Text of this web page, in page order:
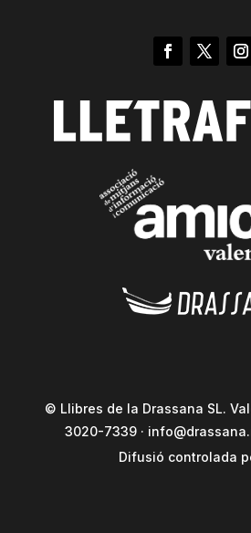
© Llibres de la Drassana SL.
3020-7339 ·
Difusió controlada